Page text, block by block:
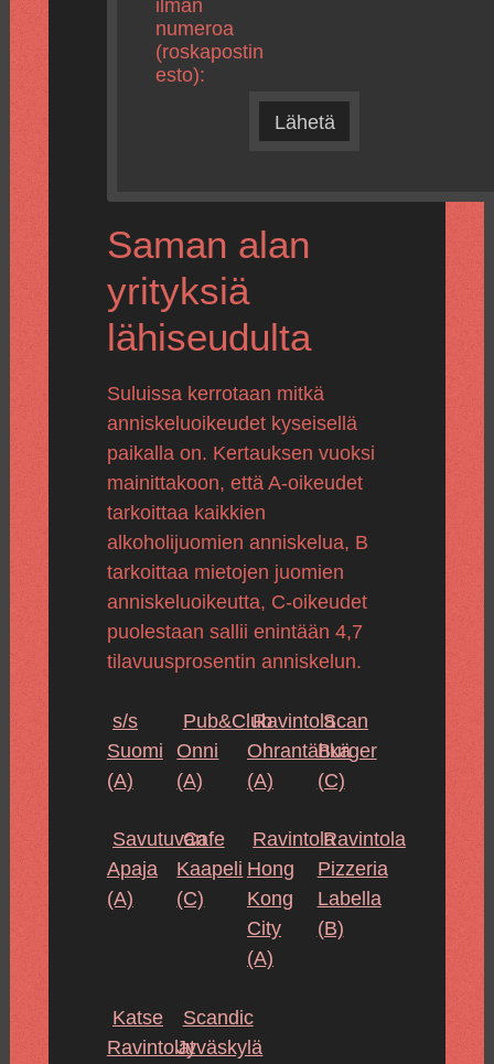
ilman
numeroa
(roskapostin
esto):
Lähetä
Saman alan
yrityksiä
lähiseudulta
Suluissa kerrotaan mitkä
anniskeluoikeudet kyseisellä
paikalla on. Kertauksen vuoksi
mainittakoon, että A-oikeudet
tarkoittaa kaikkien
alkoholijuomien anniskelua, B
tarkoittaa mietojen juomien
anniskeluoikeutta, C-oikeudet
puolestaan sallii enintään 4,7
tilavuusprosentin anniskelun.
s/s
Suomi
(A)
Pub&Club
Onni
(A)
Ravintola
Ohrantähkä
(A)
Scan
Burger
(C)
Savutuvan
Apaja
(A)
Cafe
Kaapeli
(C)
Ravintola
Hong
Kong
City
(A)
Ravintola
Pizzeria
Labella
(B)
Katse
Ravintolat
Scandic
Jyväskylä